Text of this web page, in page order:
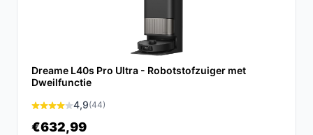
Samenvattend biedt de Rowenta X-Plorer S580 Max een
Met zijn krachtige technologie en gebruiksvriendelijke
functies, is dit de robotstofzuiger die je leven
Dreame L40s Pro Ultra - Robotstofzuiger met
Dweilfunctie
4,9(44)
€632,99